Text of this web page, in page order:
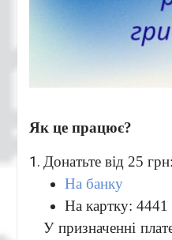
Як це працює?
Донатьте від 25 грн:
На банку
На картку:
У призначенні